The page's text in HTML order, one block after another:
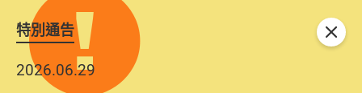
特別通告
2026.06.29
2025.10.31
關閉